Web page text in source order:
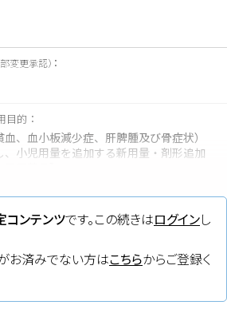
変更承認） ：
目的：
、血小板減少症、肝脾腫及び骨症状）
小児用量を追加する新用量・剤形追加
塩
コンテンツです。この続きはログインし
お済みでない方はこちらからご登録く